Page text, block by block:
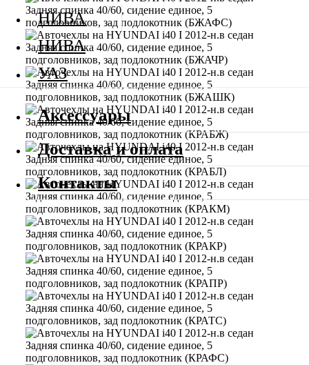
НИВА
НИВА
УАЗ
Аксессуары
Доставка и оплата
Контакты